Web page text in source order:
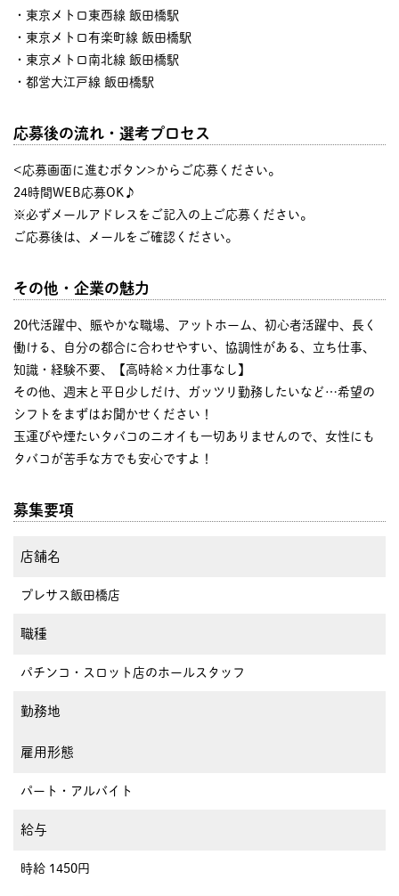
・東京メトロ東西線 飯田橋駅
・東京メトロ有楽町線 飯田橋駅
・東京メトロ南北線 飯田橋駅
・都営大江戸線 飯田橋駅
応募後の流れ・選考プロセス
<応募画面に進むボタン>からご応募ください。
24時間WEB応募OK♪
※必ずメールアドレスをご記入の上ご応募ください。
ご応募後は、メールをご確認ください。
その他・企業の魅力
20代活躍中、賑やかな職場、アットホーム、初心者活躍中、長く
働ける、自分の都合に合わせやすい、協調性がある、立ち仕事、
知識・経験不要、【高時給×力仕事なし】
その他、週末と平日少しだけ、ガッツリ勤務したいなど…希望の
シフトをまずはお聞かせください！
玉運びや煙たいタバコのニオイも一切ありませんので、女性にも
タバコが苦手な方でも安心ですよ！
募集要項
店舗名
プレサス飯田橋店
職種
パチンコ・スロット店のホールスタッフ
勤務地
雇用形態
パート・アルバイト
給与
時給 1450円